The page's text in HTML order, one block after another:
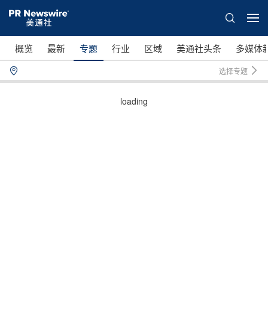
概览 最新 专题 行业 区域 美通社头条 多媒体
选择专题
loading